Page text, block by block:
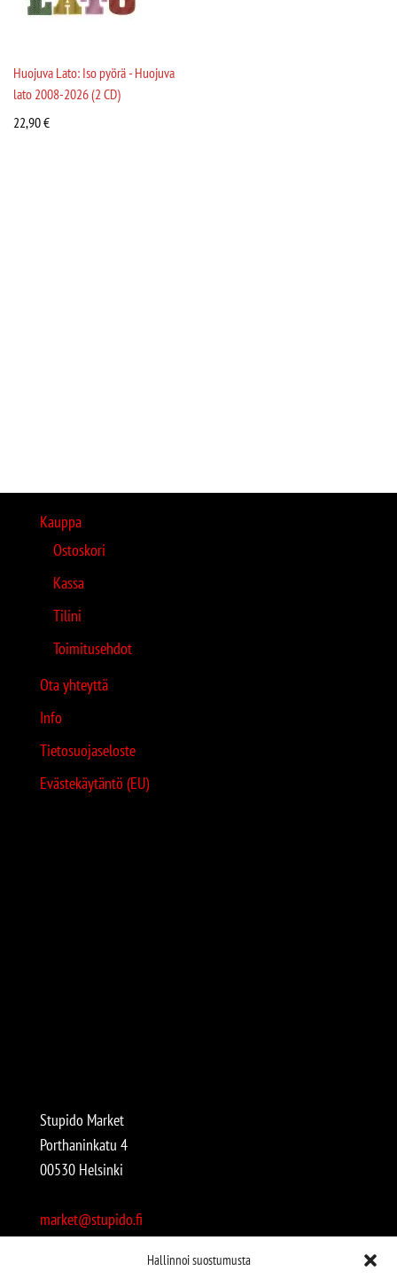
Hallinnoi suostumusta
Huojuva Lato: Iso pyörä - Huojuva
lato 2008-2026 (2 CD)
22,90€
Kauppa
Ostoskori
Kassa
Tilini
Toimitusehdot
Ota yhteyttä
Info
Tietosuojaseloste
Evästekäytäntö (EU)
Stupido Market
Porthaninkatu 4
00530 Helsinki
market@stupido.fi